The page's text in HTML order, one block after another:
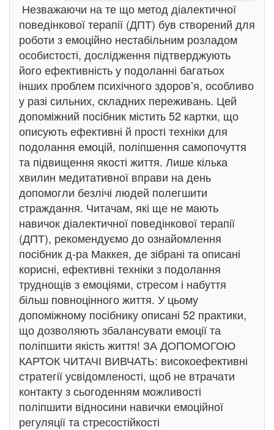
Незважаючи на те що метод діалектичної
поведінкової терапії (ДПТ) був створений для
роботи з емоційно нестабільним розладом
особистості, дослідження підтверджують
його ефективність у подоланні багатьох
інших проблем психічного здоров’я, особливо
у разі сильних, складних переживань. Цей
допоміжний посібник містить 52 картки, що
описують ефективні й прості техніки для
подолання емоцій, поліпшення самопочуття
та підвищення якості життя. Лише кілька
хвилин медитативної вправи на день
допомогли безлічі людей полегшити
страждання. Читачам, які ще не мають
навичок діалектичної поведінкової терапії
(ДПТ), рекомендуємо до ознайомлення
посібник д-ра Маккея, де зібрані та описані
корисні, ефективні техніки з подолання
труднощів з емоціями, стресом і набуття
більш повноцінного життя. У цьому
допоміжному посібнику описані 52 практики,
що дозволяють збалансувати емоції та
поліпшити якість життя! ЗА ДОПОМОГОЮ
КАРТОК ЧИТАЧІ ВИВЧАТЬ: високоефективні
стратегії усвідомленості, щоб не втрачати
контакту з сьогоденням можливості
поліпшити відносини навички емоційної
регуляції та стресостійкості